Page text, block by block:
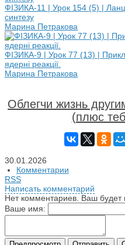
ФІЗИКА-11 | Урок 154 (5) |
синтезу
Марина Петракова
ФІЗИКА-9 | Урок 77 (13) |
ядерні реакції.
Марина Петракова
Облегчи жизнь
(плюс
30.01.2026
Комментарии
RSS
Написать комментарий
Нет комментариев. Ваш будет
Ваше имя: